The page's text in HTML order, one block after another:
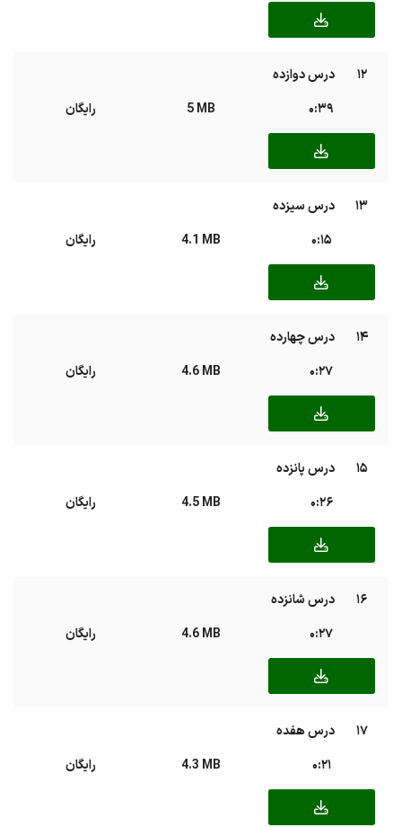
12
درس دوازده
0:39
5 MB رایگان
13
درس سیزده
0:15
4.1 MB رایگان
14
درس چهارده
0:27
4.6 MB رایگان
15
درس پانزده
0:26
4.5 MB رایگان
16
درس شانزده
0:27
4.6 MB رایگان
17
درس هفده
0:21
4.3 MB رایگان